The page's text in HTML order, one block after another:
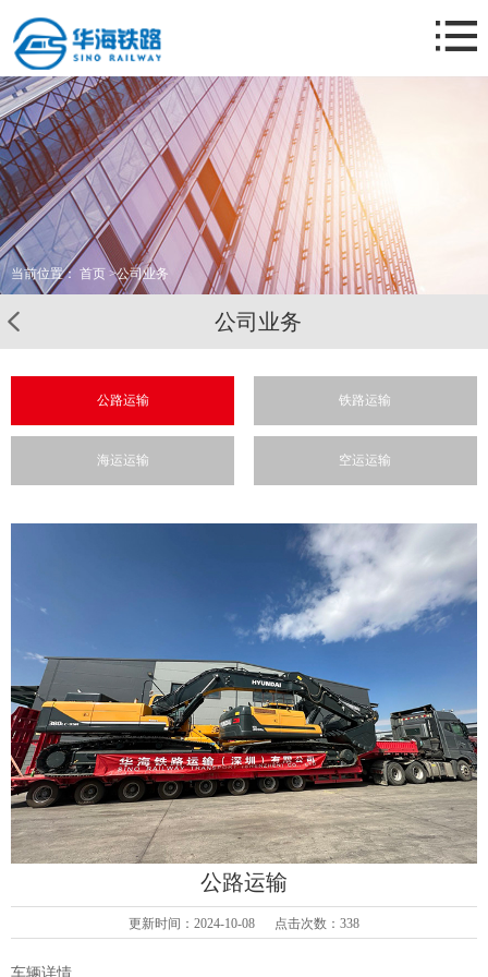
网站首页
关于我们
公司业务
新闻资讯
业务案例
联系我们
当前位置： 首页 >公司业务
公司业务
公路运输 铁路运输
海运运输 空运运输
公路运输
更新时间：2024-10-08 点击次数：338
车辆详情